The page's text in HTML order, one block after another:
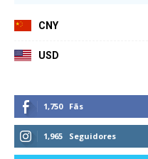
CNY
USD
1,750 Fãs
1,965 Seguidores